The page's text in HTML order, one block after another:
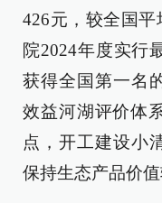
426元，较全国
院2024年度实行
获得全国第一名
效益河湖评价体
点，开工建设小
保持生态产品价值